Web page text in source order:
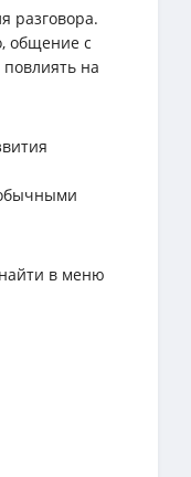
разговора.
общение с
на
в меню